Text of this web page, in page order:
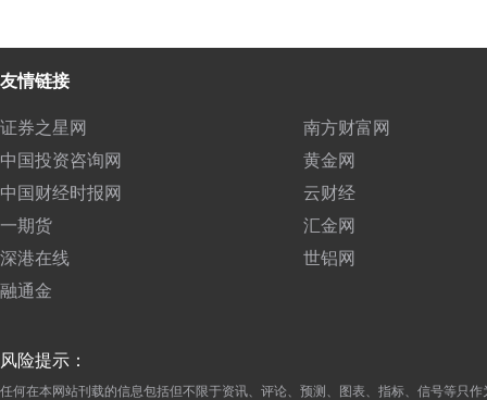
友情链接
证券之星网
南方财富网
中国投资咨询网
黄金网
中国财经时报网
云财经
一期货
汇金网
深港在线
世铝网
融通金
风险提示：
任何在本网站刊载的信息包括但不限于资讯、评论、预测、图表、指标、信号等只